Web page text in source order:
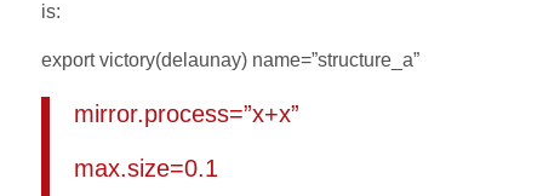
is:
export victory(delaunay) name=”structure_a”
mirror.process=”x+x”
max.size=0.1